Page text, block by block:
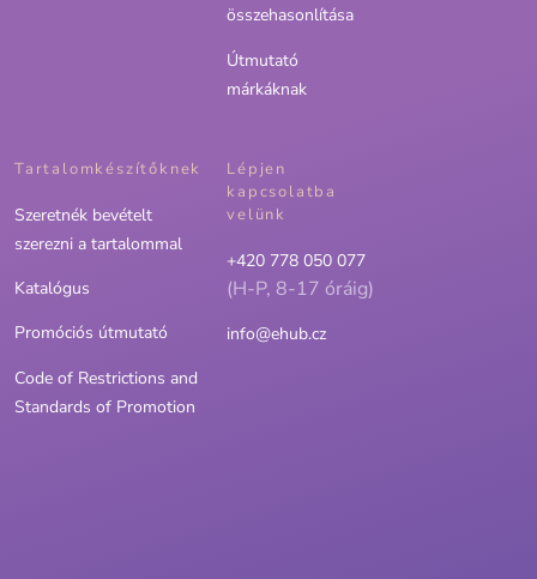
összehasonlítása
Útmutató
márkáknak
Tartalomkészítőknek
Szeretnék bevételt
szerezni a tartalommal
Katalógus
Promóciós útmutató
Code of Restrictions and
Standards of Promotion
Lépjen
kapcsolatba
velünk
+420 778 050 077
(H-P, 8-17 óráig)
info@ehub.cz